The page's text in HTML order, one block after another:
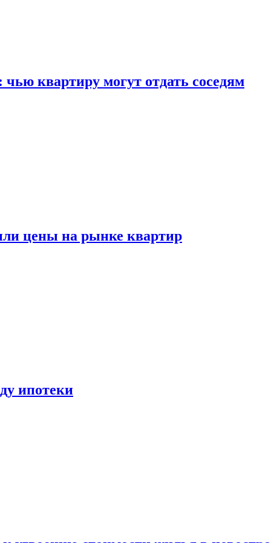
квартиру могут отдать соседям
цены на рынке квартир
ипотеки